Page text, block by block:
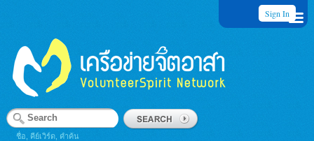
Sign In
ชื่อ, คีย์เวิร์ด, คำค้น